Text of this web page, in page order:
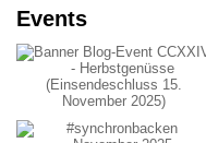
Events